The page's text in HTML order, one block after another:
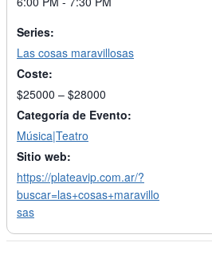
Series:
Las cosas maravillosas
Coste:
$25000 – $28000
Categoría de Evento:
Música|Teatro
Sitio web:
https://plateavip.com.ar/?
buscar=las+cosas+maravillo
sas